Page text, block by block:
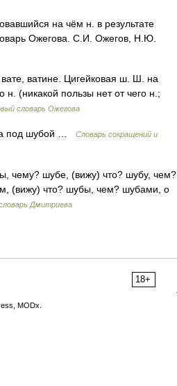
на чём н. в результате
Ожегова. С.И. Ожегов, Н.Ю.
ватине. Цигейковая ш. Ш. на
(никакой пользы нет от чего н.;
словарь Ожегова
под шубой …
Словарь сокращений и
чему? шубе, (вижу) что? шубу, чем?
(вижу) что? шубы, чем? шубами, о
Дмитриева
18+
MODx.